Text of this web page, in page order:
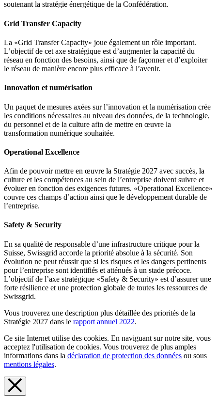
soutenant la stratégie énergétique de la Confédération.
Grid Transfer Capacity
La «Grid Transfer Capacity» joue également un rôle important.
L’objectif de cet axe stratégique est d’augmenter la capacité du
réseau en fonction des besoins, ainsi que de façonner et d’exploiter
le réseau de manière encore plus efficace à l’avenir.
Innovation et numérisation
Un paquet de mesures axées sur l’innovation et la numérisation crée
les conditions nécessaires au niveau des données, de la technologie,
du personnel et de la culture afin de mettre en œuvre la
transformation numérique souhaitée.
Operational Excellence
Afin de pouvoir mettre en œuvre la Stratégie 2027 avec succès, la
culture et les compétences au sein de l’entreprise doivent suivre et
évoluer en fonction des exigences futures. «Operational Excellence»
couvre ces champs d’action ainsi que le développement durable de
l’entreprise.
Safety & Security
En sa qualité de responsable d’une infrastructure critique pour la
Suisse, Swissgrid accorde la priorité absolue à la sécurité. Son
évolution ne peut réussir que si les risques et les dangers pertinents
pour l’entreprise sont identifiés et atténués à un stade précoce.
L’objectif de l’axe stratégique «Safety & Security» est d’assurer une
forte résilience et une protection globale de toutes les ressources de
Swissgrid.
Vous trouverez une description plus détaillée des priorités de la
Stratégie 2027 dans le rapport annuel 2022.
Ce site Internet utilise des cookies. En naviguant sur notre site, vous
acceptez l'utilisation de cookies. Vous trouverez de plus amples
informations dans la déclaration de protection des données ou sous
mentions légales.